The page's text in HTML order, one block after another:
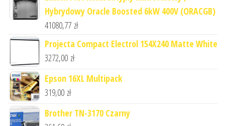
Hybrydowy Oracle Boosted 6kW 400V (ORACGB)
41080,77 zł
Projecta Compact Electrol 154X240 Matte White
3272,00 zł
Epson 16XL Multipack
319,00 zł
Brother TN-3170 Czarny